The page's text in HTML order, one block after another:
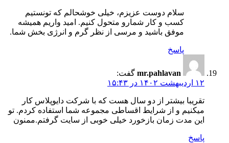
سلام دوست عزیزم، خیلی خوشحالم که تونستیم
کسب و کار شمارو متحول کنیم. امید واریم همیشه
موفق باشید و مرسی از نظر گرم و انرژی بخش شما.
پاسخ
mr.pahlavan گفت:
۱۲ اردیبهشت ۱۴۰۲ در ۱۵:۴۳
تقریبا بیشتر از دو سال هست که با شرکت دایوپلاس کار
میکنیم و از شرایط اقساطی مجموعه شما استفاده کردم. تو
این مدت زمان بازخورد خیلی خوبی از سایت گرفتم.ممنون
پاسخ